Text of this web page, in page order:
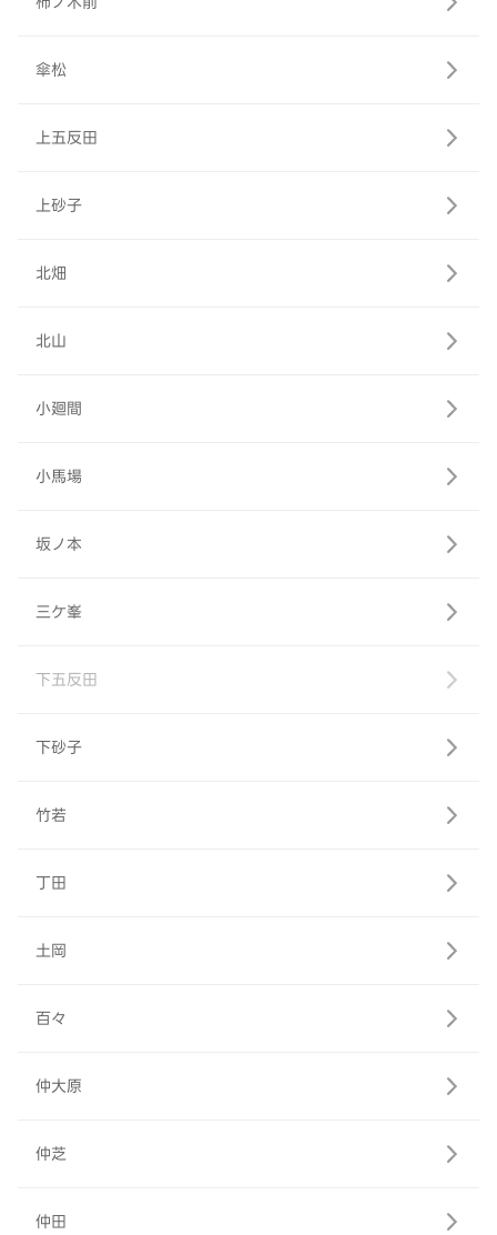
傘松
上五反田
上砂子
北畑
北山
小廻間
小馬場
坂ノ本
三ケ峯
下五反田
下砂子
竹若
丁田
土岡
百々
仲大原
仲芝
仲田